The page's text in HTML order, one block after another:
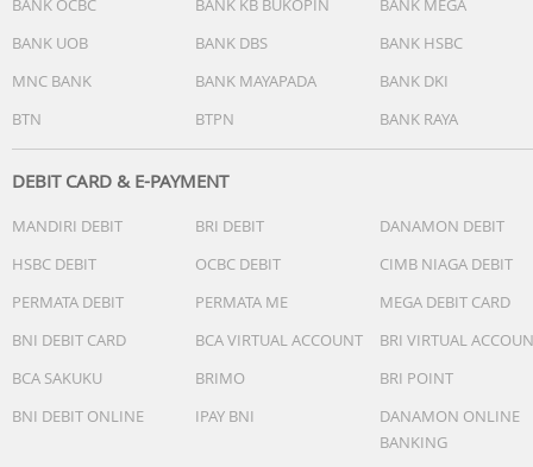
BANK OCBC
BANK KB BUKOPIN
BANK MEGA
BANK UOB
BANK DBS
BANK HSBC
MNC BANK
BANK MAYAPADA
BANK DKI
BTN
BTPN BANK RAYA
DEBIT CARD & E-PAYMENT
MANDIRI DEBIT BRI DEBIT
DANAMON DEBIT
HSBC DEBIT
OCBC DEBIT
CIMB NIAGA DEBIT
PERMATA DEBIT
PERMATA ME
MEGA DEBIT CARD
BNI DEBIT CARD
BCA VIRTUAL ACCOUNT
BRI VIRTUAL
BCA SAKUKU
BRIMO
BRI POINT
BNI DEBIT ONLINE
IPAY BNI
DANAMON ONLINE
BANKING